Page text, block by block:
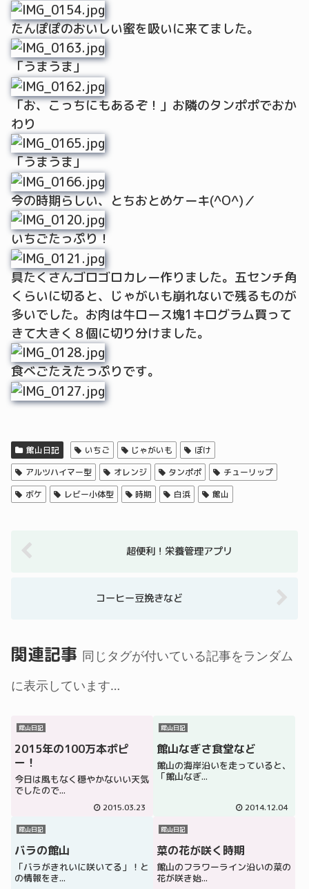
たんぽぽのおいしい蜜を吸いに来てました。
「うまうま」
「お、こっちにもあるぞ！」お隣のタンポポでおか
わり
「うまうま」
今の時期らしい、とちおとめケーキ(^O^)／
いちごたっぷり！
具たくさんゴロゴロカレー作りました。五センチ角
くらいに切ると、じゃがいも崩れないで残るものが
多いでした。お肉は牛ロース塊1キログラム買って
きて大きく８個に切り分けました。
食べごたえたっぷりです。
館山日記 いちご じゃがいも
ぼけ
アルツハイマー型
オレンジ タンポポ
チューリップ
ボケ
レビー小体型 時期 白浜 館山
超便利！栄養管理アプリ
コーヒー豆挽きなど
関連記事 同じタグが付いている記事をランダム
に表示しています…
館山日記
2015年の100万本ポピ
ー！
今日は風もなく穏やかないい天気
でしたので...
2015.03.23
館山日記
館山なぎさ食堂など
館山の海岸沿いを走っていると、
「館山なぎ...
2014.12.04
館山日記
バラの館山
「バラがきれいに咲いてる」！と
の情報をき...
館山日記
菜の花が咲く時期
館山のフラワーライン沿いの菜の
花が咲き始...